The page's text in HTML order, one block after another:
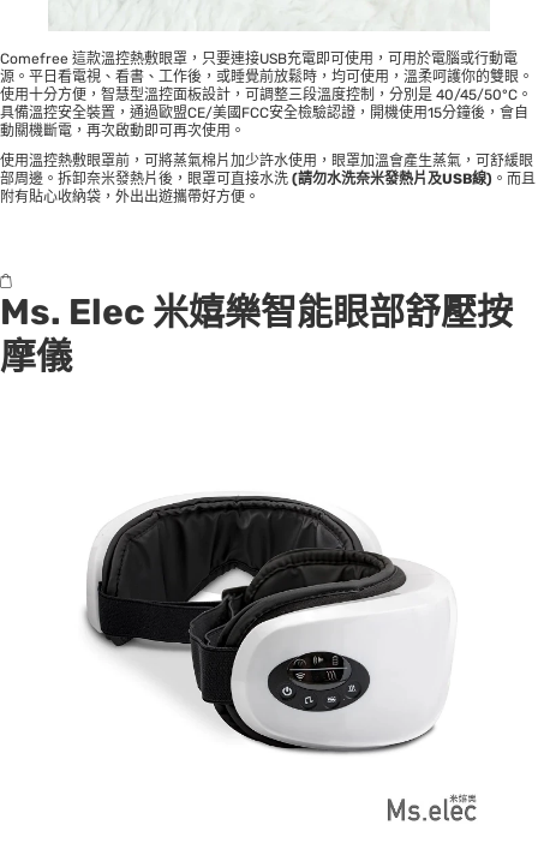
Comefree 這款溫控熱敷眼罩，只要連接USB充電即可使用，可用於電腦或行動電
源。平日看電視、看書、工作後，或睡覺前放鬆時，均可使用，溫柔呵護你的雙眼。
使用十分方便，智慧型溫控面板設計，可調整三段溫度控制，分別是 40/45/50°C。
具備溫控安全裝置，通過歐盟CE/美國FCC安全檢驗認證，開機使用15分鐘後，會自
動關機斷電，再次啟動即可再次使用。
使用溫控熱敷眼罩前，可將蒸氣棉片加少許水使用，眼罩加溫會產生蒸氣，可舒緩眼
部周邊。拆卸奈米發熱片後，眼罩可直接水洗 (請勿水洗奈米發熱片及USB線) 。而且
附有貼心收納袋，外出出遊攜帶好方便。
Ms. Elec 米嬉樂智能眼部舒壓按
摩儀